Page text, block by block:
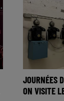
JOURNÉES
ON VISITE